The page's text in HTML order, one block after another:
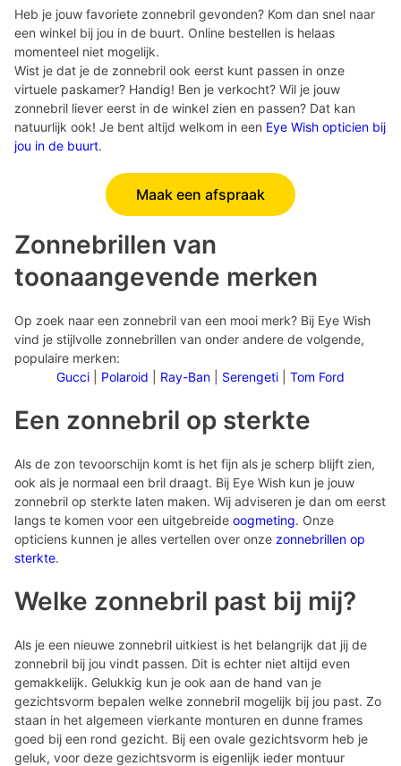
Heb je jouw favoriete zonnebril gevonden? Kom dan snel naar
een winkel bij jou in de buurt. Online bestellen is helaas
momenteel niet mogelijk.
Wist je dat je de zonnebril ook eerst kunt passen in onze
virtuele paskamer? Handig! Ben je verkocht? Wil je jouw
zonnebril liever eerst in de winkel zien en passen? Dat kan
natuurlijk ook! Je bent altijd welkom in een Eye Wish opticien bij
jou in de buurt.
Maak een afspraak
Zonnebrillen van
toonaangevende merken
Op zoek naar een zonnebril van een mooi merk? Bij Eye Wish
vind je stijlvolle zonnebrillen van onder andere de volgende,
populaire merken:
Gucci
Polaroid Ray-Ban Serengeti Tom Ford
Een zonnebril op sterkte
Als de zon tevoorschijn komt is het fijn als je scherp blijft zien,
ook als je normaal een bril draagt. Bij Eye Wish kun je jouw
zonnebril op sterkte laten maken. Wij adviseren je dan om eerst
langs te komen voor een uitgebreide oogmeting. Onze
opticiens kunnen je alles vertellen over onze zonnebrillen op
sterkte.
Welke zonnebril past bij mij?
Als je een nieuwe zonnebril uitkiest is het belangrijk dat jij de
zonnebril bij jou vindt passen. Dit is echter niet altijd even
gemakkelijk. Gelukkig kun je ook aan de hand van je
gezichtsvorm bepalen welke zonnebril mogelijk bij jou past. Zo
staan in het algemeen vierkante monturen en dunne frames
goed bij een rond gezicht. Bij een ovale gezichtsvorm heb je
geluk, voor deze gezichtsvorm is eigenlijk ieder montuur